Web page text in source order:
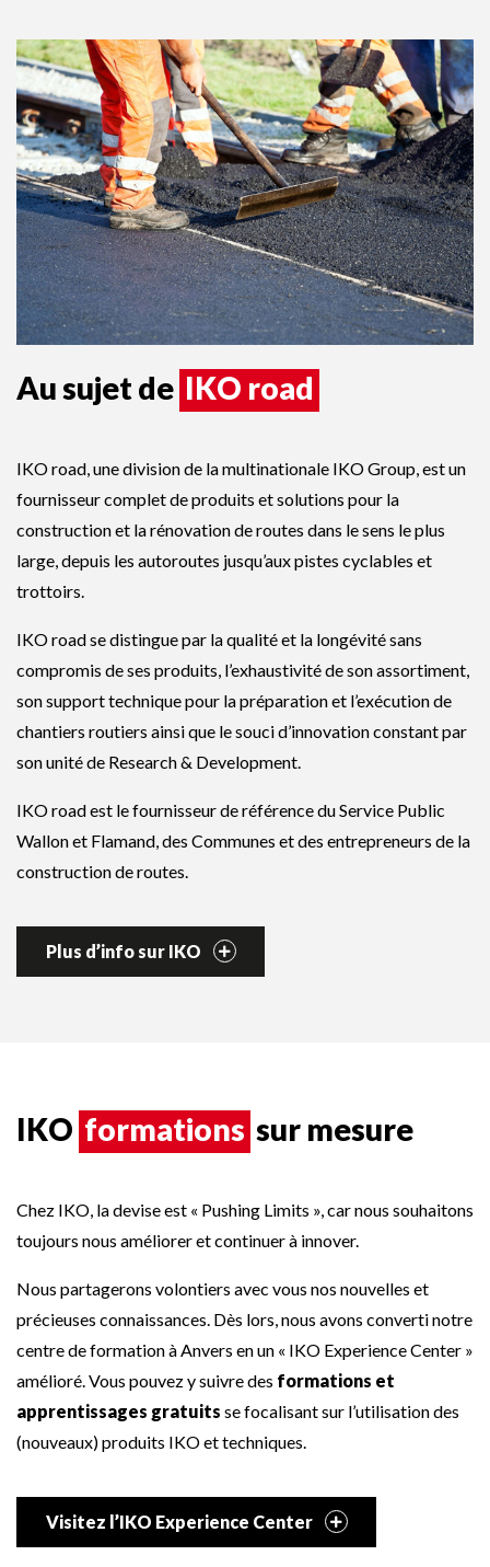
La voie vers les solutions
Au sujet de IKO road
IKO road, une division de la multinationale IKO Group, est un
fournisseur complet de produits et solutions pour la
construction et la rénovation de routes dans le sens le plus
large, depuis les autoroutes jusqu’aux pistes cyclables et
trottoirs.
IKO road se distingue par la qualité et la longévité sans
compromis de ses produits, l’exhaustivité de son assortiment,
son support technique pour la préparation et l’exécution de
chantiers routiers ainsi que le souci d’innovation constant par
son unité de Research & Development.
IKO road est le fournisseur de référence du Service Public
Wallon et Flamand, des Communes et des entrepreneurs de la
construction de routes.
Plus d’info sur IKO
IKO formations sur mesure
Chez IKO, la devise est « Pushing Limits », car nous souhaitons
toujours nous améliorer et continuer à innover.
Nous partagerons volontiers avec vous nos nouvelles et
précieuses connaissances. Dès lors, nous avons converti notre
centre de formation à Anvers en un « IKO Experience Center »
amélioré. Vous pouvez y suivre des formations et
apprentissages gratuits se focalisant sur l’utilisation des
(nouveaux) produits IKO et techniques.
Visitez l’IKO Experience Center